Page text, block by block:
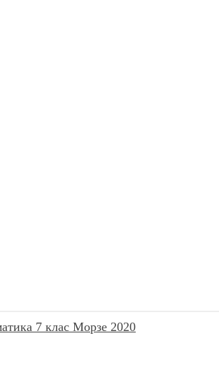
7 клас Морзе 2020